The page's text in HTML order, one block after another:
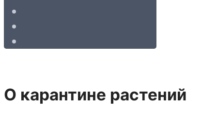
О карантине растений